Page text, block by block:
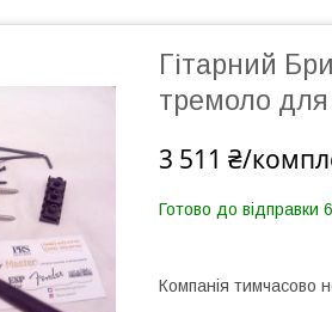
Гітарний
тремоло для
3 511 ₴/
Готово до відправки
Компанія тимчасово